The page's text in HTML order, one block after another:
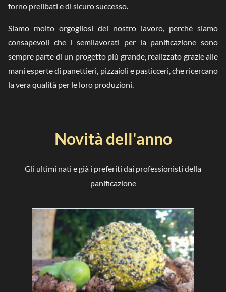
forno prelibati e di sicuro successo.
Siamo molto orgogliosi del nostro lavoro, perché siamo
consapevoli che i semilavorati per la panificazione sono
sempre parte di un progetto più grande, realizzato grazie alle
mani esperte di panettieri, pizzaioli e pasticceri, che ricercano
la vera qualità per le loro produzioni.
Novità dell'anno
Gli ultimi nati e già i preferiti dai professionisti della
panificazione